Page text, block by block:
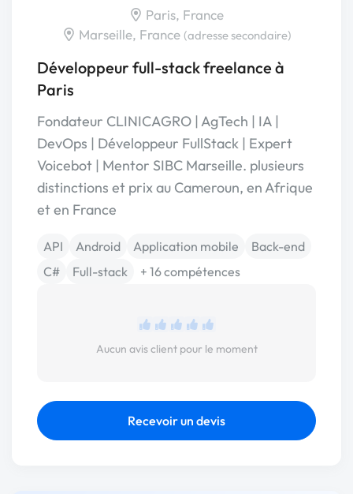
Paris, France
Marseille, France (adresse secondaire)
Développeur full-stack freelance à
Paris
Fondateur CLINICAGRO | AgTech | IA |
DevOps | Développeur FullStack | Expert
Voicebot | Mentor SIBC Marseille. plusieurs
distinctions et prix au Cameroun, en Afrique
et en France
API Android Application mobile
Back-end
C#
Full-stack + 16 compétences
Aucun avis client pour le moment
Recevoir un devis